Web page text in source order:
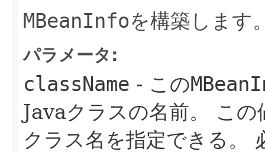
MBeanInfoを構築します
パラメータ:
className - この
Javaクラスの名前。
この
クラス名を指定できる。